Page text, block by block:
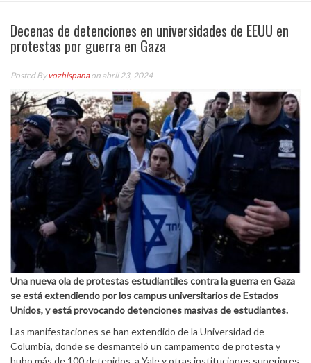
Decenas de detenciones en universidades de EEUU en
protestas por guerra en Gaza
Posted Byvozhispanaon abril 23, 2024
Una nueva ola de protestas estudiantiles contra la guerra en Gaza
se está extendiendo por los campus universitarios de Estados
Unidos, y está provocando detenciones masivas de estudiantes.
Las manifestaciones se han extendido de la Universidad de
Columbia, donde se desmanteló un campamento de protesta y
hubo más de 100 detenidos, a Yale y otras instituciones superiores